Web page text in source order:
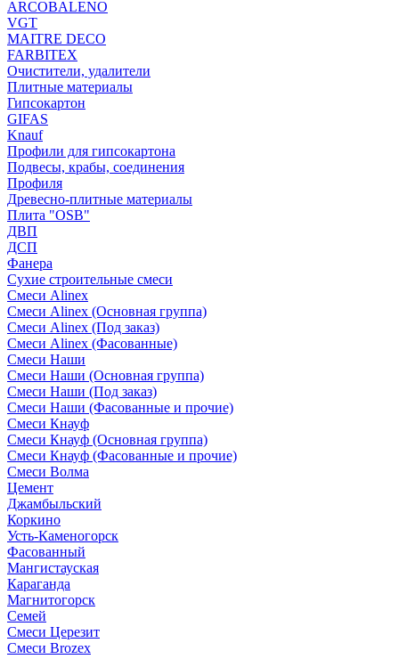
ARCOBALENO
VGT
MAITRE DECO
FARBITEX
Очистители, удалители
Плитные материалы
Гипсокартон
GIFAS
Knauf
Профили для гипсокартона
Подвесы, крабы, соединения
Профиля
Древесно-плитные материалы
Плита "OSB"
ДВП
ДСП
Фанера
Сухие строительные смеси
Смеси Alinex
Смеси Alinex (Основная группа)
Смеси Alinex (Под заказ)
Смеси Alinex (Фасованные)
Смеси Наши
Смеси Наши (Основная группа)
Смеси Наши (Под заказ)
Смеси Наши (Фасованные и прочие)
Смеси Кнауф
Смеси Кнауф (Основная группа)
Смеси Кнауф (Фасованные и прочие)
Смеси Волма
Цемент
Джамбыльский
Коркино
Усть-Каменогорск
Фасованный
Мангистауская
Караганда
Магнитогорск
Семей
Смеси Церезит
Смеси Brozex